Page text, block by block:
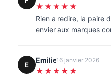
★★★★★
Rien a redire, la paire
envier aux marques
E
Emilie16 janvier 2026
★★★★★